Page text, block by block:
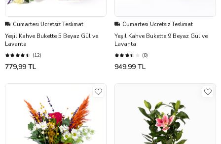
Cumartesi Ücretsiz Teslimat
Yeşil Kahve Bukette 5 Beyaz Gül ve
Lavanta
(12)
779,99 TL
Cumartesi Ücretsiz Teslimat
Yeşil Kahve Bukette 9 Beyaz Gül ve
Lavanta
(8)
949,99 TL